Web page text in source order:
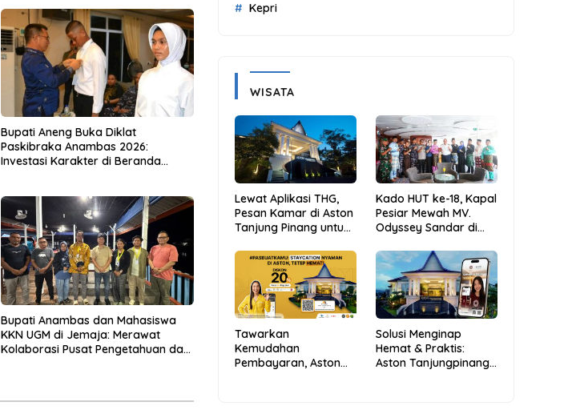
Bupati Aneng Buka Diklat
Paskibraka Anambas 2026:
Investasi Karakter di Beranda
Bupati Anambas dan Mahasiswa
KKN UGM di Jemaja: Merawat
Kolaborasi Pusat Pengetahuan dan
Kepri
WISATA
Lewat Aplikasi THG,
Pesan Kamar di Aston
Tanjung Pinang untuk
Lebih Praktis dan
Kado HUT ke-18, Kapal
Pesiar Mewah MV.
Odyssey Sandar di
Aneng: Anambas Siap
Mendunia
Tawarkan
Kemudahan
Pembayaran, Aston
Solusi Menginap
Hemat & Praktis:
Aston Tanjungpinang